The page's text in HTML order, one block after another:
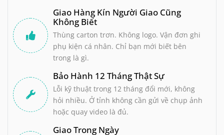
Giao Hàng Kín Người Giao Cũng
Không Biết
Thùng carton trơn. Không logo. Vận đơn ghi
phụ kiện cá nhân. Chỉ bạn mới biết bên
trong là gì.
Bảo Hành 12 Tháng Thật Sự
Lỗi kỹ thuật trong 12 tháng đổi mới, không
hỏi nhiều. Ở tỉnh không cần gửi về chụp ảnh
hoặc quay video là đủ.
Giao Trong Ngày